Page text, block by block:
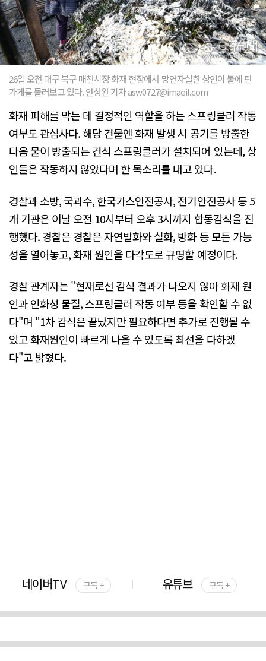
26일 오전 대구 북구 매천시장 화재 현장에서 망연자실한 상인이 불에 탄
가게를 둘러보고 있다. 안성완 기자 asw0727@imaeil.com
화재 피해를 막는 데 결정적인 역할을 하는 스프링클러 작동
여부도 관심사다. 해당 건물엔 화재 발생 시 공기를 방출한
다음 물이 방출되는 건식 스프링클러가 설치되어 있는데, 상
인들은 작동하지 않았다며 한 목소리를 내고 있다.
경찰과 소방, 국과수, 한국가스안전공사, 전기안전공사 등 5
개 기관은 이날 오전 10시부터 오후 3시까지 합동감식을 진
행했다. 경찰은 경찰은 자연발화와 실화, 방화 등 모든 가능
성을 열어놓고, 화재 원인을 다각도로 규명할 예정이다.
경찰 관계자는 "현재로선 감식 결과가 나오지 않아 화재 원
인과 인화성 물질, 스프링클러 작동 여부 등을 확인할 수 없
다"며 "1차 감식은 끝났지만 필요하다면 추가로 진행될 수
있고 화재원인이 빠르게 나올 수 있도록 최선을 다하겠
다"고 밝혔다.
네이버TV 구독 + 유튜브 구독 +